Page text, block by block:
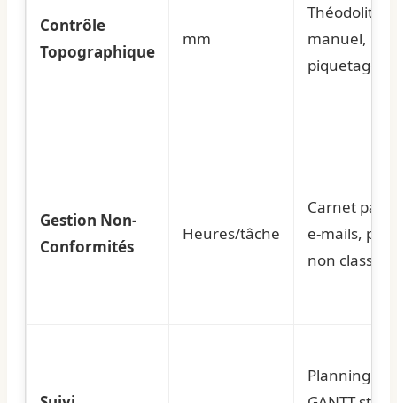
Contrôle
Topographique
mm
Théodolite
manuel,
piquetage
Gestion Non-
Conformités
Heures/tâche
Carnet
e-mails,
non classées
Planning